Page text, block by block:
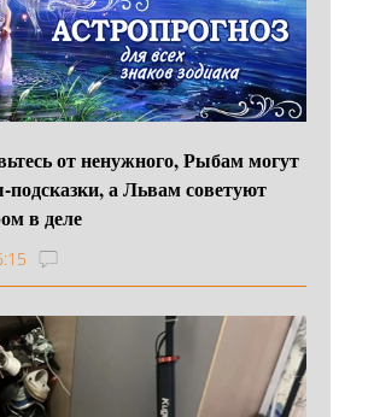
от ненужного, Рыбам могут
а Львам советуют
в деле